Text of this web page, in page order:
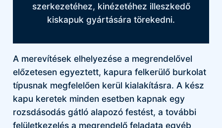
szerkezetéhez, kinézetéhez illeszkedő
kiskapuk gyártására törekedni.
A merevítések elhelyezése a megrendelővel
előzetesen egyeztett, kapura felkerülő burkolat
típusnak megfelelően kerül kialakításra. A kész
kapu keretek minden esetben kapnak egy
rozsdásodás gátló alapozó festést, a további
felületkezelés a megrendelő feladata egyéb